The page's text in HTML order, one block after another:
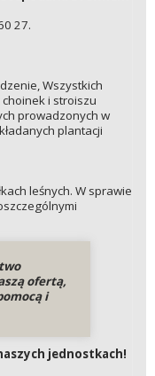
27.
Wszystkich
i stroiszu
prowadzonych w
plantacji
leśnych. W sprawie
ofertą,
i
jednostkach!